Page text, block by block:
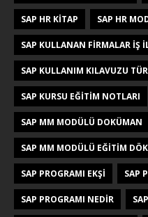
SAP HR KITAP SAP HR
SAP KULLANAN FIRMALAR IŞ
SAP KULLANIM KILAVUZU
SAP KURSU EĞITIM NOTLARI
SAP MM MODÜLÜ DOKÜMAN
SAP MM MODÜLÜ EĞITIM
SAP PROGRAMI EKŞI SAP
SAP PROGRAMI NEDIR